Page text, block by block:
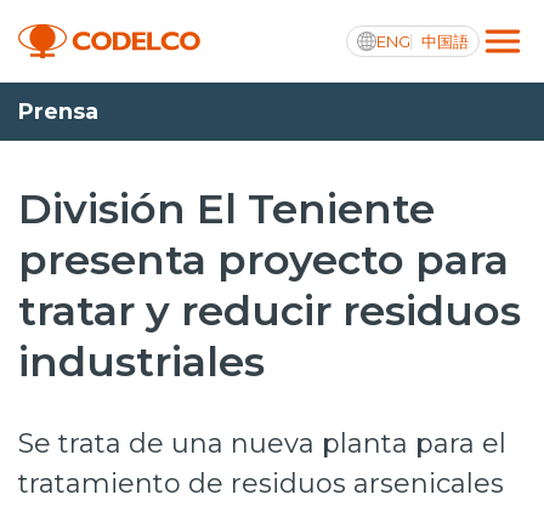
ENG 中国語
Transparencia activa
Nosotros
Operaciones
Proyectos
Innovación
Prensa
División El Teniente
presenta proyecto para
tratar y reducir residuos
industriales
Se trata de una nueva planta para el
tratamiento de residuos arsenicales